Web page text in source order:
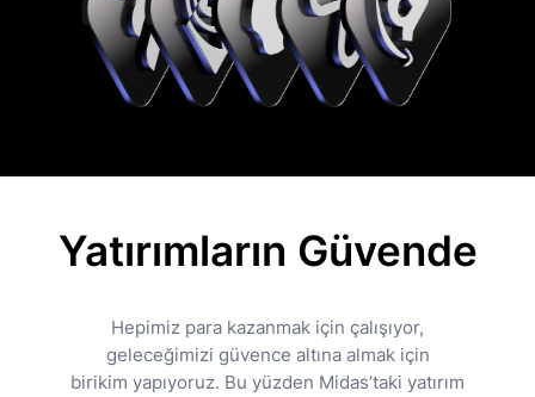
Yatırımların Güvende
Hepimiz para kazanmak için çalışıyor,
geleceğimizi güvence altına almak için
birikim yapıyoruz. Bu yüzden Midas’taki yatırım